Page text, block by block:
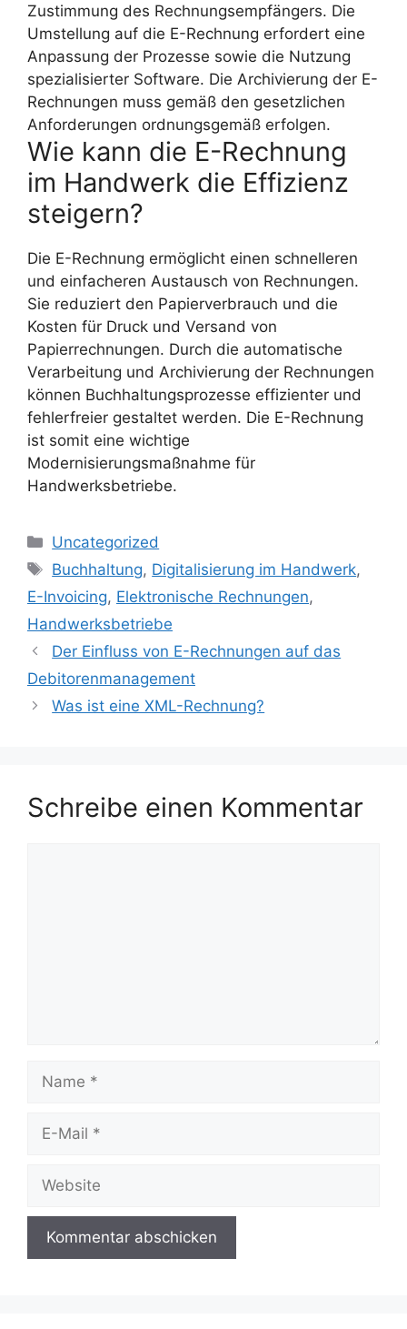
Zustimmung des Rechnungsempfängers. Die
Umstellung auf die E-Rechnung erfordert eine
Anpassung der Prozesse sowie die Nutzung
spezialisierter Software. Die Archivierung der E-
Rechnungen muss gemäß den gesetzlichen
Anforderungen ordnungsgemäß erfolgen.
Wie kann die E-Rechnung
im Handwerk die Effizienz
steigern?
Die E-Rechnung ermöglicht einen schnelleren
und einfacheren Austausch von Rechnungen.
Sie reduziert den Papierverbrauch und die
Kosten für Druck und Versand von
Papierrechnungen. Durch die automatische
Verarbeitung und Archivierung der Rechnungen
können Buchhaltungsprozesse effizienter und
fehlerfreier gestaltet werden. Die E-Rechnung
ist somit eine wichtige
Modernisierungsmaßnahme für
Handwerksbetriebe.
Kategorien
Uncategorized
Schlagwörter
Buchhaltung, Digitalisierung im Handwerk,
E-Invoicing, Elektronische Rechnungen,
Handwerksbetriebe
Der Einfluss von E-Rechnungen auf das
Debitorenmanagement
Was ist eine XML-Rechnung?
Schreibe einen Kommentar
Mail